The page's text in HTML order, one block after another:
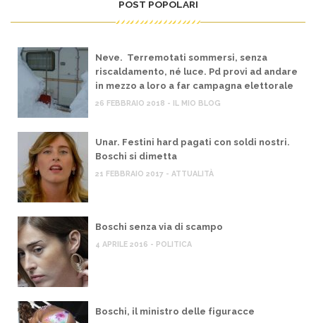
POST POPOLARI
Neve. Terremotati sommersi, senza
riscaldamento, né luce. Pd provi ad andare
in mezzo a loro a far campagna elettorale
26 FEBBRAIO 2018 - IL MIO BLOG
Unar. Festini hard pagati con soldi nostri.
Boschi si dimetta
21 FEBBRAIO 2017 - ATTUALITÀ
Boschi senza via di scampo
4 APRILE 2016 - POLITICA
Boschi, il ministro delle figuracce